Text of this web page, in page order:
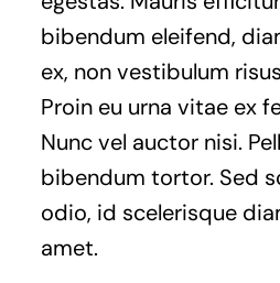
bibendum eleifend,
ex, non vestibulum
Proin eu urna vitae ex
Nunc vel auctor nisi.
bibendum tortor. Sed
odio, id scelerisque
amet.